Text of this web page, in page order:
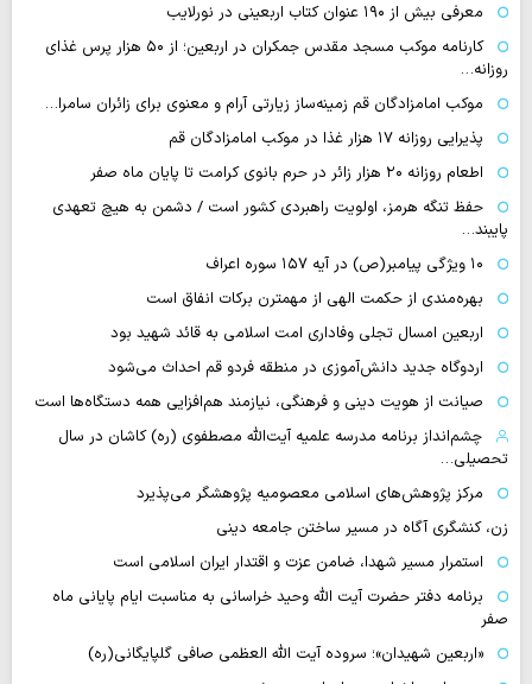
معرفی بیش از ۱۹۰ عنوان کتاب اربعینی در نورلایب
کارنامه موکب مسجد مقدس جمکران در اربعین؛ از ۵۰ هزار پرس غذای
روزانه…
موکب امامزادگان قم زمینه‌ساز زیارتی آرام و معنوی برای زائران سامرا…
پذیرایی روزانه ۱۷ هزار غذا در موکب امامزادگان قم
اطعام روزانه ۲۰ هزار زائر در حرم بانوی کرامت تا پایان ماه صفر
حفظ تنگه هرمز، اولویت راهبردی کشور است / دشمن به هیچ تعهدی
پایبند…
۱۰ ویژگی پیامبر(ص) در آیه ۱۵۷ سوره اعراف
بهره‌مندی از حکمت الهی از مهمترن برکات انفاق است
اربعین امسال تجلی وفاداری امت اسلامی به قائد شهید بود
اردوگاه جدید دانش‌آموزی در منطقه فردو قم احداث می‌شود
صیانت از هویت دینی و فرهنگی، نیازمند هم‌افزایی همه دستگاه‌ها است
چشم‌انداز برنامه مدرسه علمیه آیت‌الله مصطفوی (ره) کاشان در سال
تحصیلی…
مرکز پژوهش‌های اسلامی معصومیه پژوهشگر می‌پذیرد
زن، کنشگری آگاه در مسیر ساختن جامعه دینی
استمرار مسیر شهدا، ضامن عزت و اقتدار ایران اسلامی است
برنامه دفتر حضرت آیت الله وحید خراسانی به مناسبت ایام پایانی ماه
صفر
«اربعین شهیدان»؛ سروده آیت الله العظمی صافی گلپایگانی(ره)